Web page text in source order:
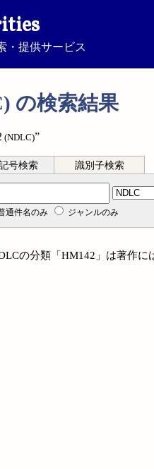
・提供サービス
の検索結果
(NDLC)”
号検索 識別子検索
通件名のみ ジャンルのみ
の分類「HM142」は著作に